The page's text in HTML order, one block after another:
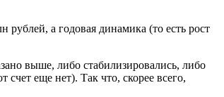
а годовая динамика (то есть рост
выше, либо стабилизировались, либо
еще нет). Так что, скорее всего,